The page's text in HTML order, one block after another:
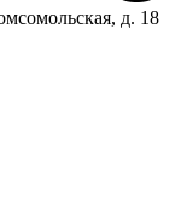
д. 18